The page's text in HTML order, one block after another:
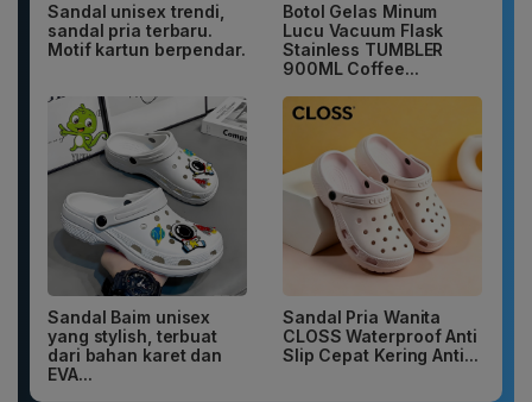
Sandal unisex trendi,
sandal pria terbaru.
Motif kartun berpendar.
Botol Gelas Minum
Lucu Vacuum Flask
Stainless TUMBLER
900ML Coffee...
Sandal Baim unisex
yang stylish, terbuat
dari bahan karet dan
EVA...
Sandal Pria Wanita
CLOSS Waterproof Anti
Slip Cepat Kering Anti...